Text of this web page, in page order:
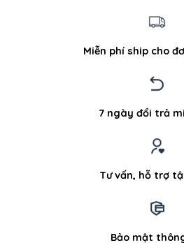
Miễn phí ship cho
7 ngày đổi trả
Tư vấn, hỗ trợ
Bảo mật